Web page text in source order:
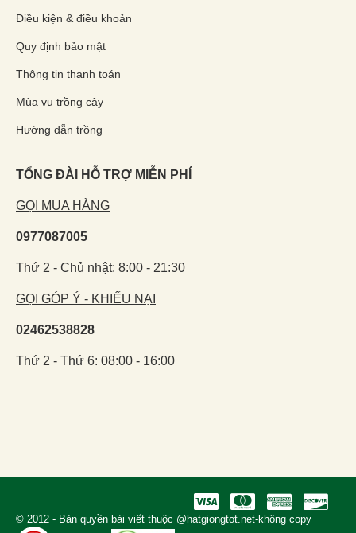
Điều kiện & điều khoản
Quy định bảo mật
Thông tin thanh toán
Mùa vụ trồng cây
Hướng dẫn trồng
TỔNG ĐÀI HỖ TRỢ MIỄN PHÍ
GỌI MUA HÀNG
0977087005
Thứ 2 - Chủ nhật: 8:00 - 21:30
GỌI GÓP Ý - KHIẾU NẠI
02462538828
Thứ 2 - Thứ 6: 08:00 - 16:00
© 2012 - Bản quyền bài viết thuộc @hatgiongtot.net-không copy